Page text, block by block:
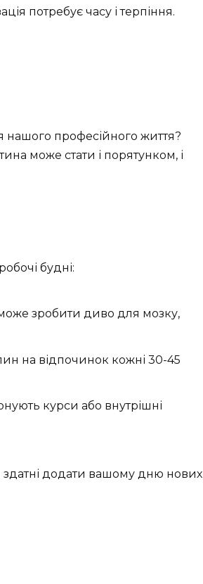
потребує часу і терпіння.
нашого професійного життя?
може стати і порятунком, і
будні:
зробити диво для мозку,
на відпочинок кожні 30-45
курси або внутрішні
здатні додати вашому дню нових